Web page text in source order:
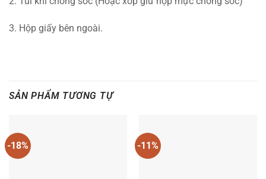
3. Hộp giấy bên ngoài.
SẢN PHẨM TƯƠNG TỰ
-18% -11%